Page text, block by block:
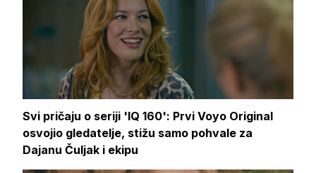
Svi pričaju o seriji 'IQ 160': Prvi Voyo Original
osvojio gledatelje, stižu samo pohvale za
Dajanu Čuljak i ekipu